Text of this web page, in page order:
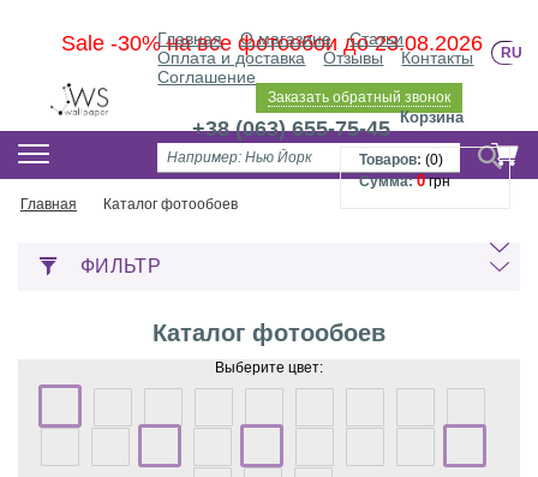
Sale -30% на все фотообои до 23.08.2026
Главная О магазине
Статьи
Оплата и доставка
Отзывы
Контакты
Соглашение
RU
Заказать обратный звонок
+38 (063) 655-75-45 Корзина
Товаров: (0)
Сумма: 0грн
Главная
Каталог фотообоев
ФИЛЬТР
Каталог фотообоев
Выберите цвет: